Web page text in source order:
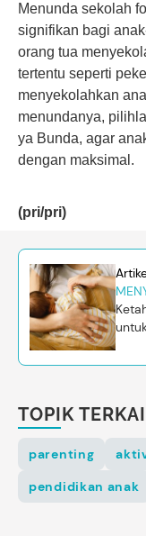
Menunda sekolah
signifikan bagi
orang tua
tertentu seperti
menyekolahkan
menundanya,
ya Bunda, agar
dengan maksimal.
(pri/pri)
TOPIK
parenting
pendidikan anak